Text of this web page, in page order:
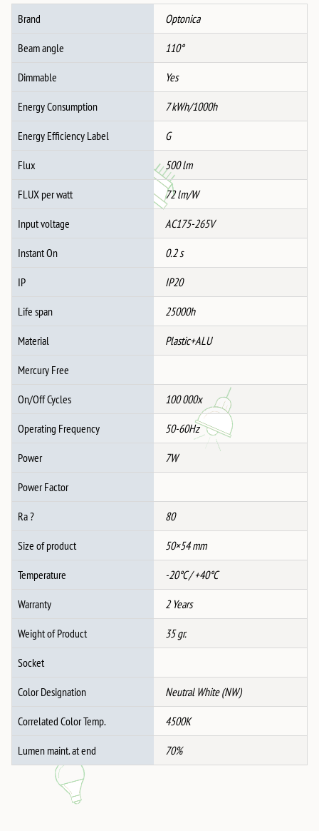
RA>80
AC175-
265V
количина
Brand Optonica
Beam angle 110°
Dimmable Yes
Energy Consumption 7 kWh/1000h
Energy Efficiency Label G
Flux 500 lm
FLUX per watt 72 lm/W
Input voltage AC175-265V
Instant On 0.2 s
IP IP20
Life span 25000h
Material Plastic+ALU
Mercury Free
On/Off Cycles 100 000x
Operating Frequency 50-60Hz
Power 7W
Power Factor
Ra ? 80
Size of product 50×54 mm
Temperature -20°C / +40°C
Warranty 2 Years
Weight of Product 35 gr.
Socket
Color Designation Neutral White (NW)
Correlated Color Temp. 4500K
Lumen maint. at end 70%